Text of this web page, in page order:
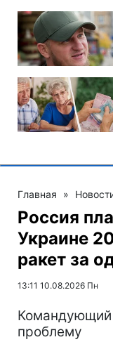
Главная »
Россия
Украине
ракет за
13:11 10.08.2026 Пн
Командующий
проблему